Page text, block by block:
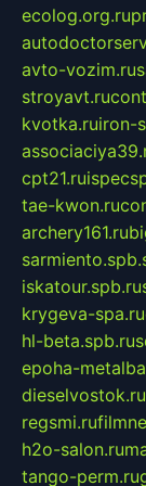
ecolog.org.ru
avto-vozim.ru
stroyavt.ru
kvotka.ruiron-
cpt21.ru
tae-kwon.ru
archery161.ru
iskatour.spb.ru
krygeva-spa.ru
hl-beta.spb.ru
epoha-
dieselvostok.ru
regsmi.ru
h2o-salon.ru
tango-perm.ru